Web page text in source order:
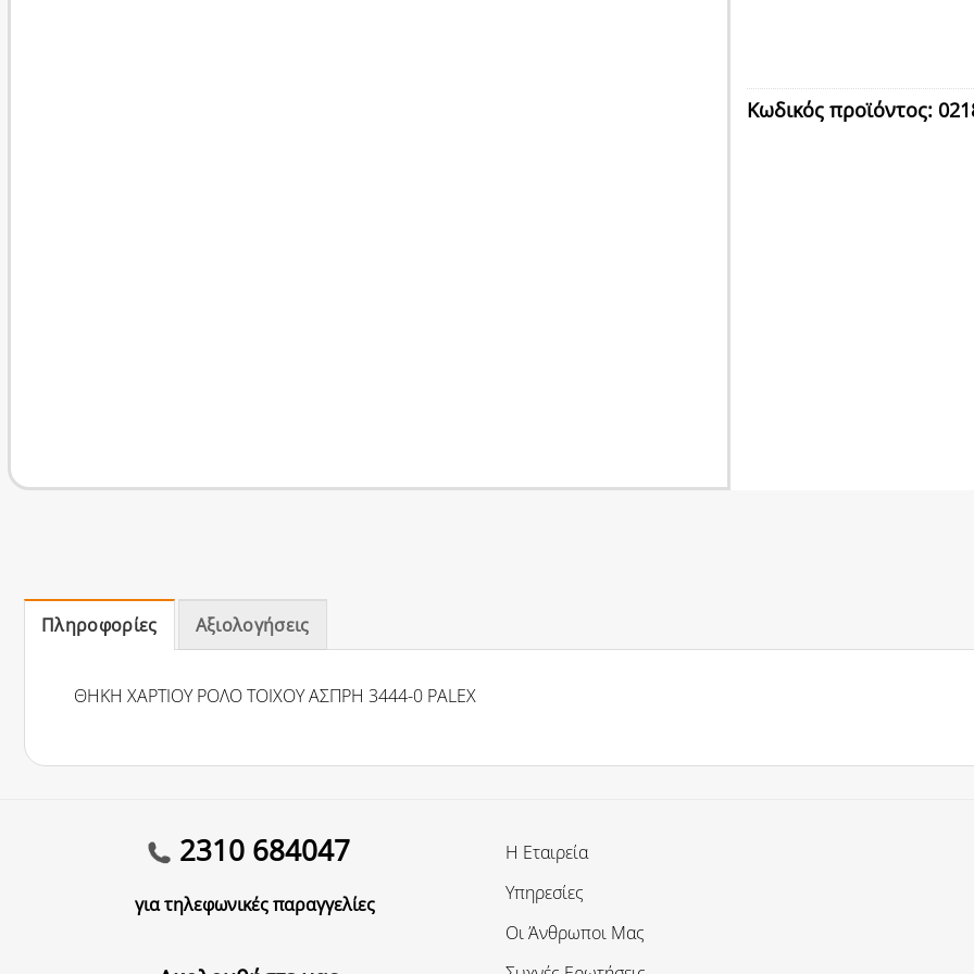
Κωδικός προϊόντος:
Πληροφορίες Αξιολογήσεις
ΘΗΚΗ ΧΑΡΤΙΟΥ ΡΟΛΟ ΤΟΙΧΟΥ ΑΣΠΡΗ 3444-0 PALEX
2310 684047
για τηλεφωνικές παραγγελίες
Η Εταιρεία
Υπηρεσίες
Οι Άνθρωποι Μας